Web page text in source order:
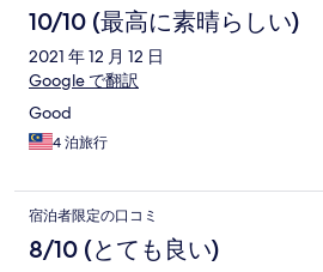
10/10 (最高に素晴らしい)
2021 年 12 月 12 日
Google で翻訳
Good
4 泊旅行
宿泊者限定の口コミ
8/10 (とても良い)